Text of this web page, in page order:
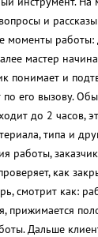
и
моменты
мастер
понимает и
по его вызову.
до 2 часов,
типа и
работы,
как
смотрит как:
прижимается
Дальше